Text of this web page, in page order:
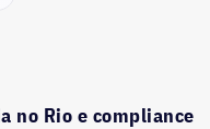
no Rio e compliance